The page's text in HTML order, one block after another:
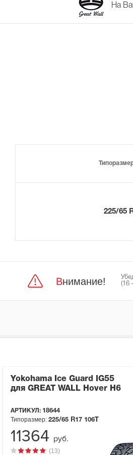
На
225/65
Внимание!
(16
Yokohama Ice Guard IG55
для GREAT WALL Hover H6
АРТИКУЛ: 18644
(13)
Типоразмер: 225/65 R17 106T
11364 руб.